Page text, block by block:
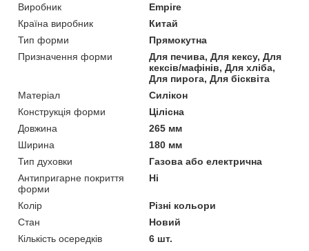
Виробник
Empire
Країна виробник
Китай
Тип форми
Прямокутна
Призначення форми
Для печива, Для кексу, Для
кексів/мафінів, Для хліба,
Для пирога, Для бісквіта
Матеріал
Силікон
Конструкція форми
Цілісна
Довжина
265 мм
Ширина
180 мм
Тип духовки
Газова або електрична
Антипригарне покриття
форми
Ні
Колір
Різні кольори
Стан
Новий
Кількість осередків
6 шт.